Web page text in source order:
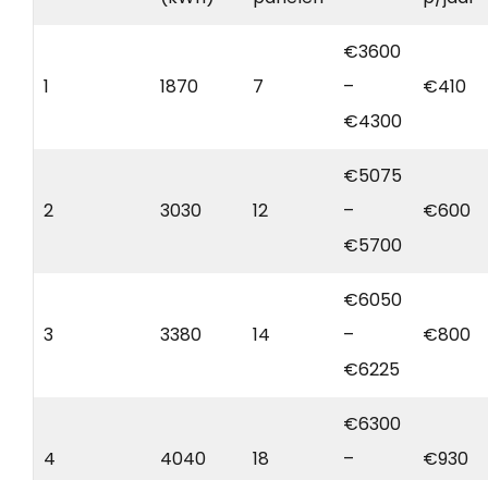
1 1870 7
€3600
–
€4300
€410
2 3030 12
€5075
–
€5700
€600
3 3380 14
€6050
–
€6225
€800
4 4040 18
€6300
–
€930